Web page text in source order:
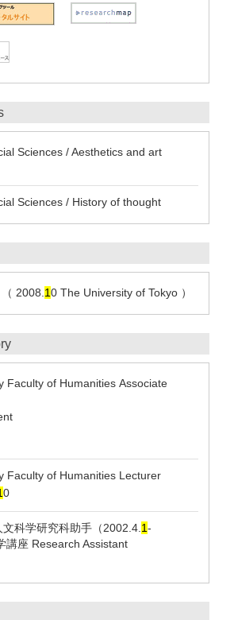
Sciences / Aesthetics and art
Sciences / History of thought
2008. 10 The University of Tokyo ）
Faculty of Humanities Associate
Faculty of Humanities Lecturer
0
科学研究科助手（2002.4. 1-
講座 Research Assistant